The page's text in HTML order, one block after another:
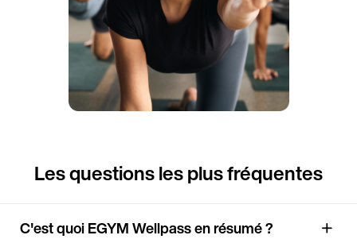
Les questions les plus fréquentes
C'est quoi EGYM Wellpass en résumé ?